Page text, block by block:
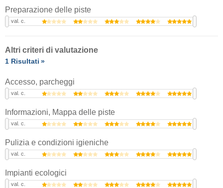
Preparazione delle piste
val. c.
Altri criteri di valutazione
1 Risultati
Accesso, parcheggi
val. c.
Informazioni, Mappa delle piste
val. c.
Pulizia e condizioni igieniche
val. c.
Impianti ecologici
val. c.